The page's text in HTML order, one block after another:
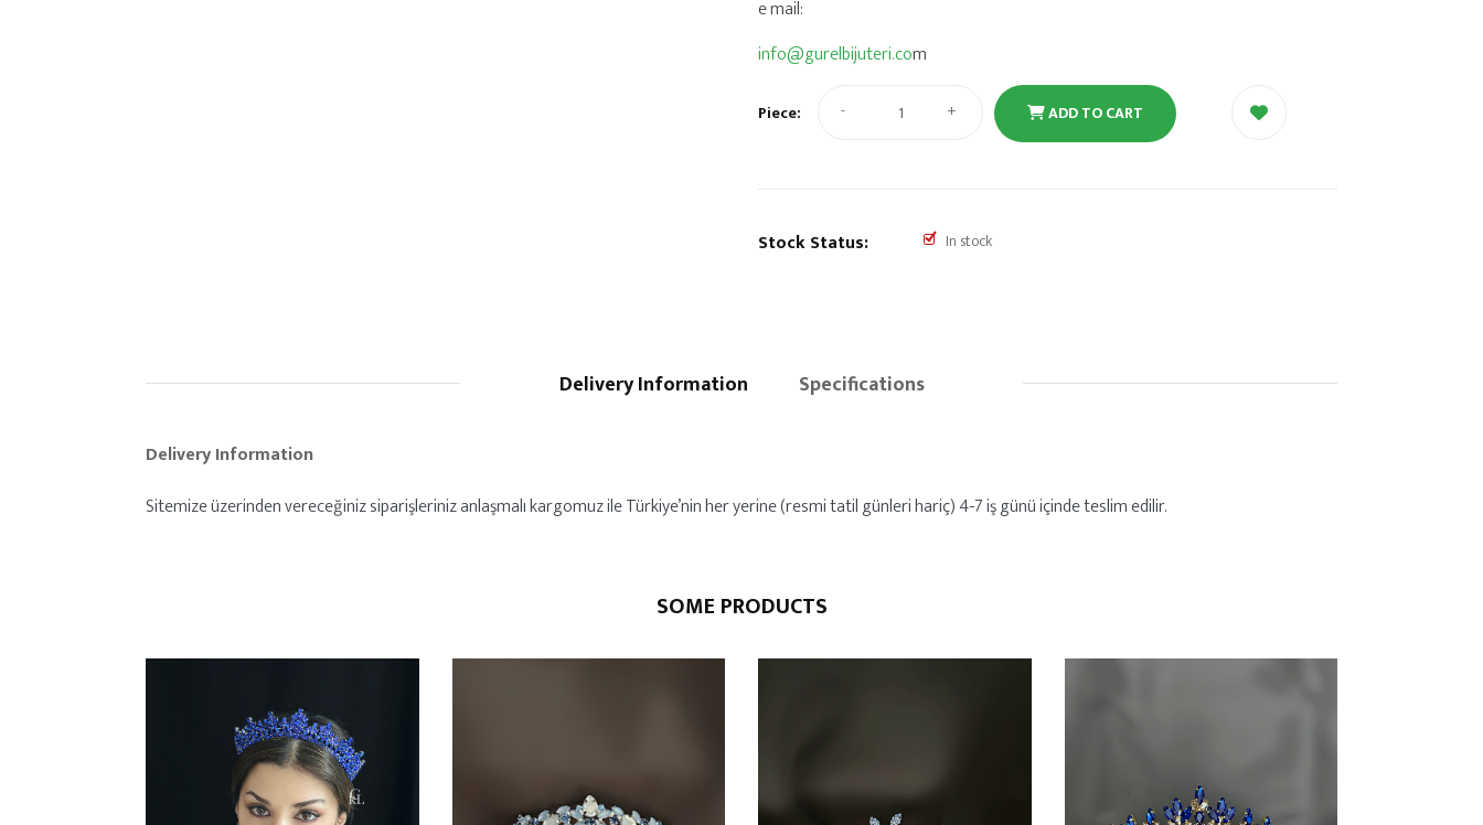
e mail:
info@gurelbijuteri.com
Piece: - + ADD TO CART
Stock Status: In stock
Delivery Information Specifications
Delivery Information
Sitemize üzerinden vereceğiniz siparişleriniz anlaşmalı kargomuz ile Türkiye’nin her yerine (resmi tatil günleri hariç) 4-7 iş günü içinde teslim edilir.
SOME PRODUCTS